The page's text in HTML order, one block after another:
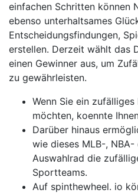
einfachen Schritten können
ebenso unterhaltsames
Entscheidungsfindungen,
erstellen. Derzeit wählt das
einen Gewinner aus, um
zu gewährleisten.
Wenn Sie ein
möchten, koennte
Darüber hinaus
wie dieses MLB-,
Auswahlrad die
Sportteams.
Auf spinthewheel. io